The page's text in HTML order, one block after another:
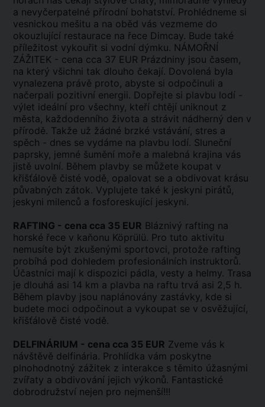
a nevyčerpatelné přírodní bohatství. Prohlédneme si
vesnickou mešitu a na oběd vás vezmeme do
okouzlující restaurace na řece Dimcay. Bude také
příležitost vykouřit si vodní dýmku. NÁMOŘNÍ
ZÁŽITEK - cena cca 37 EUR Prázdniny jsou časem,
na který všichni tak dlouho čekají. Dovolená byla
vynalezena právě proto, abyste si odpočinuli a
načerpali pozitivní energii. Dopřejte si plavbu lodí -
výlet ideální pro všechny, kteří chtějí uniknout z
města, každodenního života a strávit nádherný den v
přírodě. Takže už žádné brzké vstávání, stres a
spěch - dnes se vydáme na plavbu lodí. Sluneční
paprsky, jemné šumění moře a malebná krajina vás
jistě uvolní. Během plavby se můžete koupat v
křišťálově čisté vodě, opalovat se a obdivovat krásu
půvabných zátok. Vyplujete také k jeskyni pirátů,
jeskyni milenců a fosforeskující jeskyni.
RAFTING - cena cca 35 EUR Bláznivý rafting na
horské řece v kaňonu Köprülü. Pro tuto aktivitu
nemusíte být zkušenými sportovci, protože rafting
probíhá pod dohledem profesionálních instruktorů.
Účastníci mají k dispozici pádla, vesty a helmy. Trasa
je dlouhá asi 14 km a plavba na raftu trvá asi 2,5 h.
Během plavby jsou naplánovány zastávky, kde si
budete moci odpočinout a vykoupat se v osvěžující,
křišťálově čisté vodě.
DELFINÁRIUM - cena cca 35 EUR Zveme vás k
návštěvě delfinária. Prohlídka vám poskytne
plnohodnotný zážitek z interakce s těmito úžasnými
zvířaty a obdivování jejich výkonů. Fantastické
dobrodružství nejen pro nejmenší!!!